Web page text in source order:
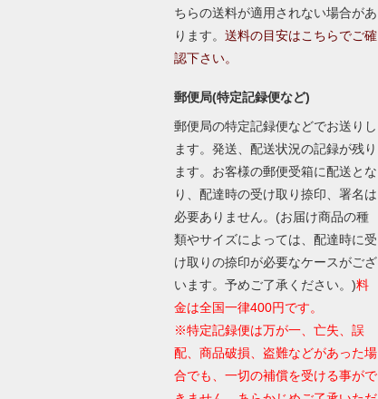
ちらの送料が適用されない場合があ
ります。 送料の目安はこちらでご確
認下さい。
郵便局(特定記録便など)
郵便局の特定記録便などでお送りし
ます。発送、配送状況の記録が残り
ます。お客様の郵便受箱に配送とな
り、配達時の受け取り捺印、署名は
必要ありません。(お届け商品の種
類やサイズによっては、配達時に受
け取りの捺印が必要なケースがござ
います。予めご了承ください。)料
金は全国一律400円です。
※特定記録便は万が一、亡失、誤
配、商品破損、盗難などがあった場
合でも、一切の補償を受ける事がで